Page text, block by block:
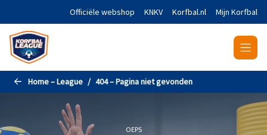
Naar de hoofdinhoud gaanOfficiële webshop KNKV Korfbal.nl Mijn Korfbal
Home – League 404 – Pagina niet gevonden
OEPS